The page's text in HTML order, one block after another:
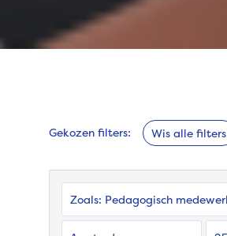
Gekozen filters: Wis alle filters
Zoals: Verzorgende IG